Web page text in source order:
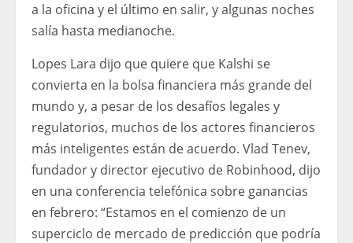
a la oficina y el último en salir, y algunas noches
salía hasta medianoche.
Lopes Lara dijo que quiere que Kalshi se
convierta en la bolsa financiera más grande del
mundo y, a pesar de los desafíos legales y
regulatorios, muchos de los actores financieros
más inteligentes están de acuerdo. Vlad Tenev,
fundador y director ejecutivo de Robinhood, dijo
en una conferencia telefónica sobre ganancias
en febrero: “Estamos en el comienzo de un
superciclo de mercado de predicción que podría